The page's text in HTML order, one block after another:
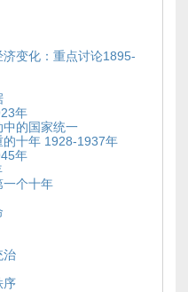
变化：重点讨论1895-
年
的国家统一
十年 1928-1937年
年
一个十年
治
序